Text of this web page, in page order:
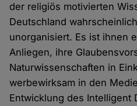
der religiös motivierten
Deutschland
unorganisiert. Es ist ihnen
Anliegen, ihre
Naturwissenschaften in
werbewirksam in den
Entwicklung des Intelligent